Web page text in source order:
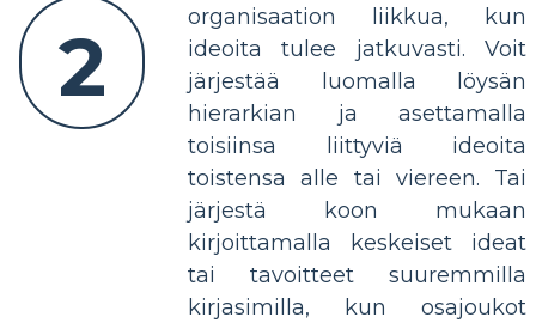
2
organisaation liikkua, kun
ideoita tulee jatkuvasti. Voit
järjestää luomalla löysän
hierarkian ja asettamalla
toisiinsa liittyviä ideoita
toistensa alle tai viereen. Tai
järjestä koon mukaan
kirjoittamalla keskeiset ideat
tai tavoitteet suuremmilla
kirjasimilla, kun osajoukot